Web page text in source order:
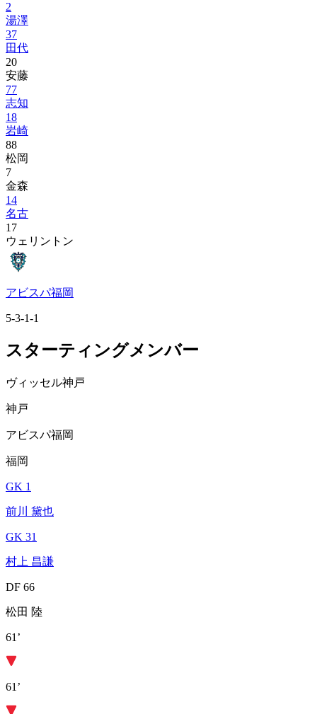
2
湯澤
37
田代
20
安藤
77
志知
18
岩崎
88
松岡
7
金森
14
名古
17
ウェリントン
アビスパ福岡
5-3-1-1
スターティングメンバー
ヴィッセル神戸
神戸
アビスパ福岡
福岡
GK 1
前川 黛也
GK 31
村上 昌謙
DF 66
松田 陸
61’
61’